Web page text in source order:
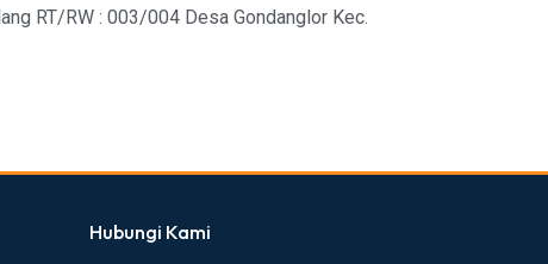
RT/RW : 003/004 Desa Gondanglor Kec.
Hubungi Kami